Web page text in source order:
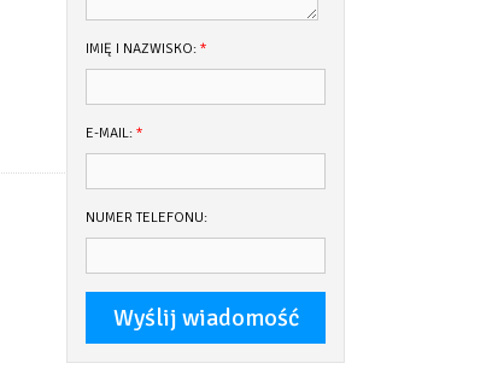
IMIĘ I NAZWISKO: *
E-MAIL: *
NUMER TELEFONU: